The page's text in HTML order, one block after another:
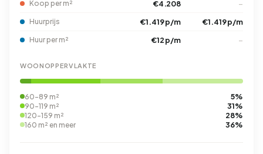
Koop per m² €4.208 –
Huurprijs €1.419 p/m €1.419 p/m
Huur per m² €12 p/m –
WOONOPPERVLAKTE
60-89 m² 5%
90-119 m² 31%
120-159 m² 28%
160 m² en meer 36%